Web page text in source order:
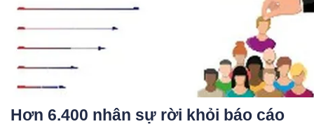
Hơn 6.400 nhân sự rời khỏi báo cáo